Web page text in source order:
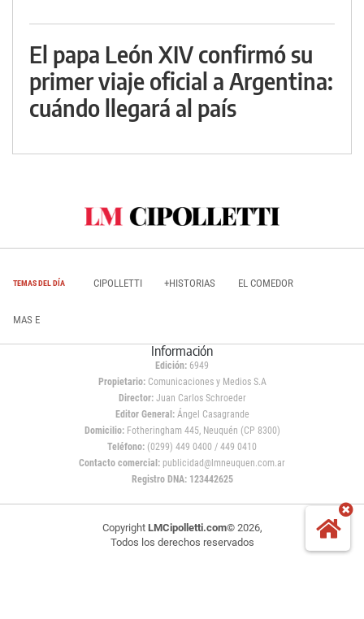
El papa León XIV confirmó su
primer viaje oficial a Argentina:
cuándo llegará al país
TEMAS DEL DÍA CIPOLLETTI +HISTORIAS EL COMEDOR
MAS E
Información
Edición: 6949
Propietario:Comunicaciones y Medios S.A
Director: Juan Carlos Schroeder
Editor General:Ángel Casagrande
Domicilio:Fotheringham 445, Neuquén (CP 8300)
Teléfono: (0299) 449 0400 / 449 0410
Contacto comercial: publicidad@lmneuquen.com.ar
Registro DNA: 123442625
Copyright LMCipolletti.com© 2026,
Todos los derechos reservados